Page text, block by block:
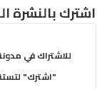
اشترك بالنشرة
للاشتراك في
"اشترك"